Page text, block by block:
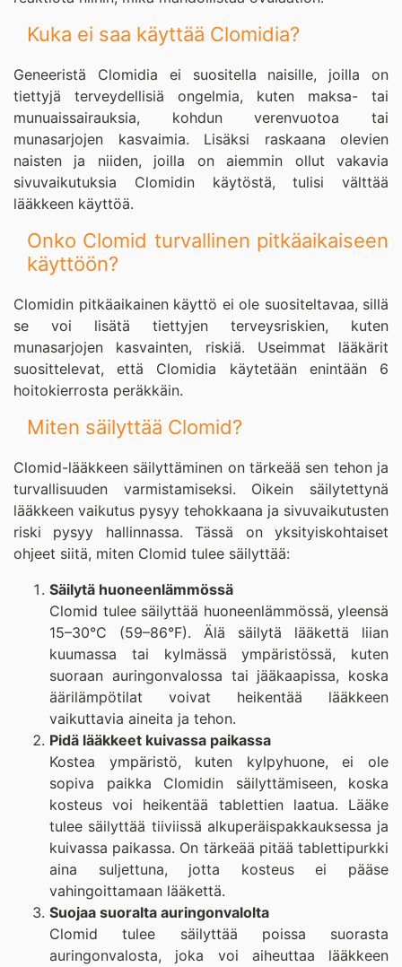
Kuka ei saa käyttää Clomidia?
Geneeristä Clomidia ei suositella naisille, joilla on
tiettyjä terveydellisiä ongelmia, kuten maksa- tai
munuaissairauksia, kohdun verenvuotoa tai
munasarjojen kasvaimia. Lisäksi raskaana olevien
naisten ja niiden, joilla on aiemmin ollut vakavia
sivuvaikutuksia Clomidin käytöstä, tulisi välttää
lääkkeen käyttöä.
Onko Clomid turvallinen pitkäaikaiseen
käyttöön?
Clomidin pitkäaikainen käyttö ei ole suositeltavaa, sillä
se voi lisätä tiettyjen terveysriskien, kuten
munasarjojen kasvainten, riskiä. Useimmat lääkärit
suosittelevat, että Clomidia käytetään enintään 6
hoitokierrosta peräkkäin.
Miten säilyttää Clomid?
Clomid-lääkkeen säilyttäminen on tärkeää sen tehon ja
turvallisuuden varmistamiseksi. Oikein säilytettynä
lääkkeen vaikutus pysyy tehokkaana ja sivuvaikutusten
riski pysyy hallinnassa. Tässä on yksityiskohtaiset
ohjeet siitä, miten Clomid tulee säilyttää:
Säilytä huoneenlämmössä
Clomid tulee säilyttää huoneenlämmössä, yleensä
15–30°C (59–86°F). Älä säilytä lääkettä liian
kuumassa tai kylmässä ympäristössä, kuten
suoraan auringonvalossa tai jääkaapissa, koska
äärilämpötilat voivat heikentää lääkkeen
vaikuttavia aineita ja tehon.
Pidä lääkkeet kuivassa paikassa
Kostea ympäristö, kuten kylpyhuone, ei ole
sopiva paikka Clomidin säilyttämiseen, koska
kosteus voi heikentää tablettien laatua. Lääke
tulee säilyttää tiiviissä alkuperäispakkauksessa ja
kuivassa paikassa. On tärkeää pitää tablettipurkki
aina suljettuna, jotta kosteus ei pääse
vahingoittamaan lääkettä.
Suojaa suoralta auringonvalolta
Clomid tulee säilyttää poissa suorasta
auringonvalosta, joka voi aiheuttaa lääkkeen